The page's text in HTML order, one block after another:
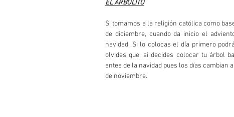
EL ARBOLITO
Si tomamos a la religión católica como
de diciembre, cuando da inicio el
navidad. Si lo colocas el día primero
olvides que, si decides colocar tu árbol
antes de la navidad pues los días cambian
de noviembre.